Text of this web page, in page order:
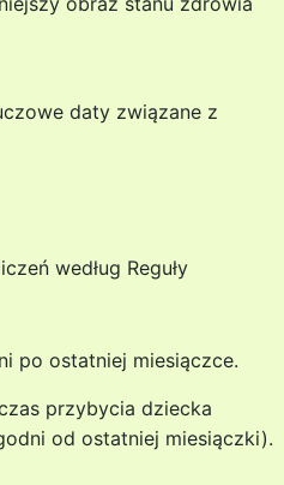
daty związane z
według Reguły
po ostatniej miesiączce.
przybycia dziecka
od ostatniej miesiączki).